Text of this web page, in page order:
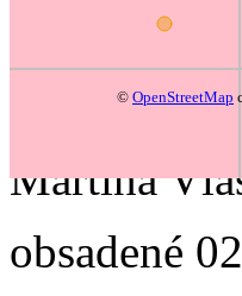
© OpenStreetMap
Martina
obsadené